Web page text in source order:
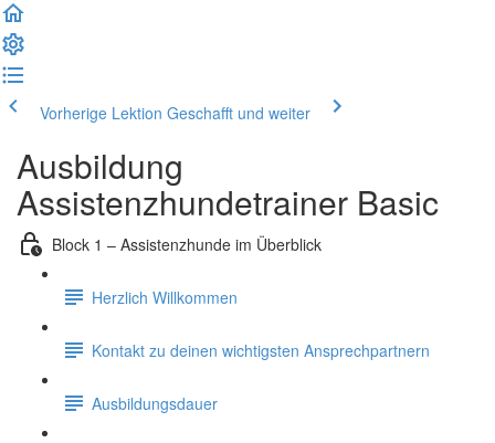
Vorherige Lektion Geschafft und weiter
Ausbildung
Assistenzhundetrainer Basic
Block 1 – Assistenzhunde im Überblick
Herzlich Willkommen
Kontakt zu deinen wichtigsten Ansprechpartnern
Ausbildungsdauer